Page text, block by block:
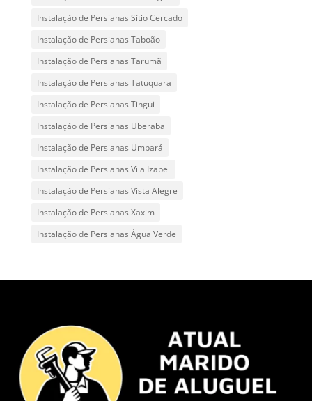
Instalação de Persianas Sítio Cercado
Instalação de Persianas Taboão
Instalação de Persianas Tarumã
Instalação de Persianas Tatuquara
Instalação de Persianas Tingui
Instalação de Persianas Uberaba
Instalação de Persianas Umbará
Instalação de Persianas Vila Izabel
Instalação de Persianas Vista Alegre
Instalação de Persianas Xaxim
Instalação de Persianas Água Verde